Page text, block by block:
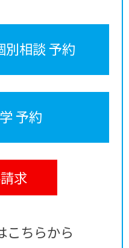
別相談 予約
予約
求
こちらから